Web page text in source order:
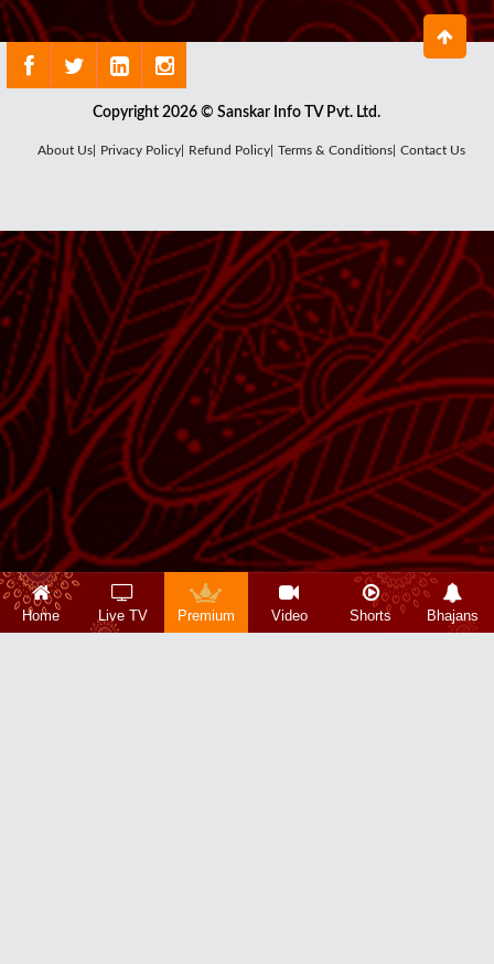
Copyright 2026 © Sanskar Info TV Pvt. Ltd.
About Us| Privacy Policy| Refund Policy| Terms & Conditions| Contact Us
Home Live TV Premium Video Shorts Bhajans